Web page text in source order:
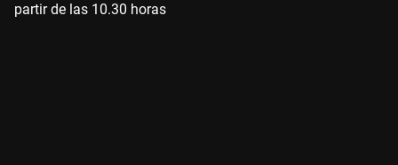
partir de las 10.30 horas